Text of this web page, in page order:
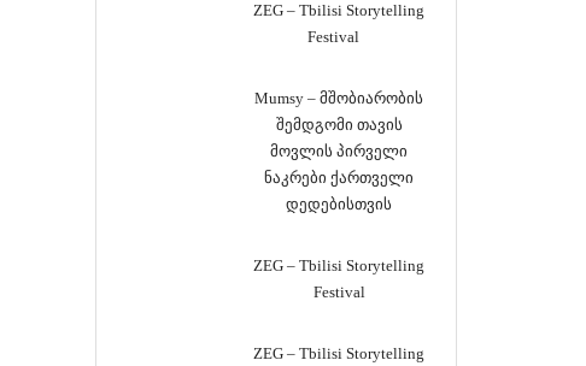
ZEG – Tbilisi Storytelling
Festival
Mumsy – მშობიარობის
შემდგომი თავის
მოვლის პირველი
ნაკრები ქართველი
დედებისთვის
ZEG – Tbilisi Storytelling
Festival
ZEG – Tbilisi Storytelling